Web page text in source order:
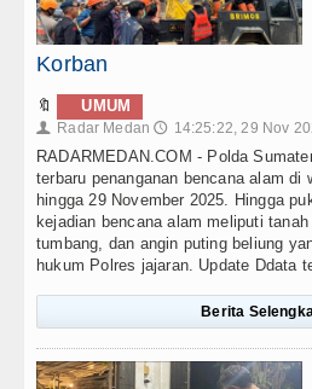
Korban
🔖 UMUM
👤 Radar Medan 🕔 14:25:22, 29 Nov
RADARMEDAN.COM - Polda
terbaru penanganan bencana alam di
hingga 29 November 2025. Hingga
kejadian bencana alam meliputi
tumbang, dan angin puting beliung
hukum Polres jajaran. Update Ddata
Berita